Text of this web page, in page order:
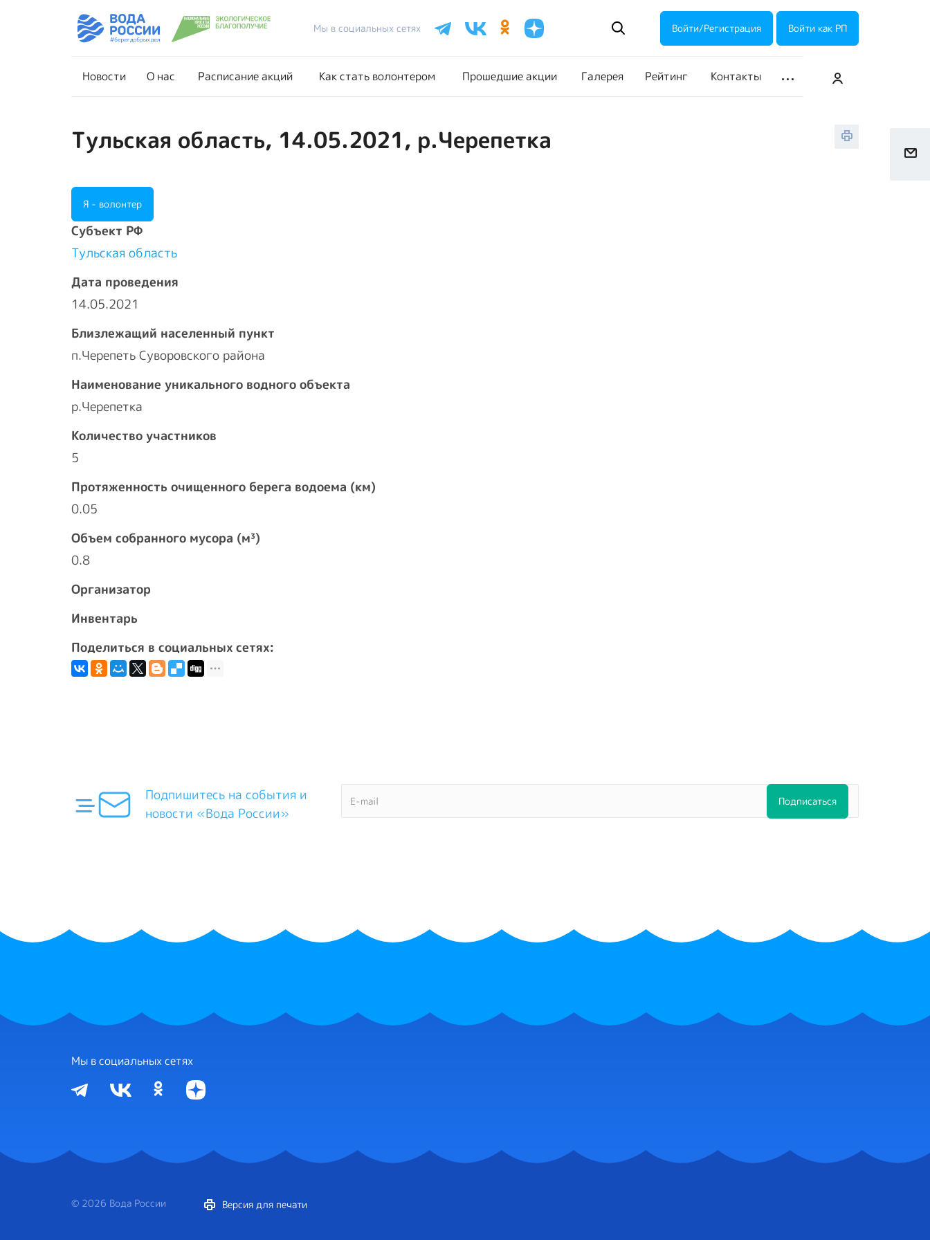
Мы в социальных сетях Войти/Регистрация Войти как РП
Новости О нас Расписание акций Как стать волонтером Прошедшие акции Галерея Рейтинг Контакты
Новости О нас Как стать волонтером Прошедшие акции
Тульская область, 14.05.2021, р.Черепетка
Я - волонтер
Cубъект РФ
Тульская область
Дата проведения
14.05.2021
Близлежащий населенный пункт
п.Черепеть Суворовского района
Наименование уникального водного объекта
р.Черепетка
Количество участников
5
Протяженность очищенного берега водоема (км)
0.05
Объем собранного мусора (м³)
0.8
Организатор
Инвентарь
Поделиться в социальных сетях:
Подпишитесь на события и
новости «Вода России»
Мы в социальных сетях
© 2026 Вода России Версия для печати